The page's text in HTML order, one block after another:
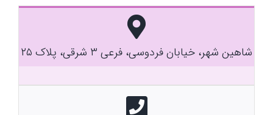
شاهین شهر، خیابان فردوسی، فرعی ۳ شرقی، پلاک ۲۵